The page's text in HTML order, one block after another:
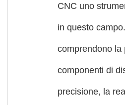
CNC uno
in questo
comprendono la
componenti di
precisione, la